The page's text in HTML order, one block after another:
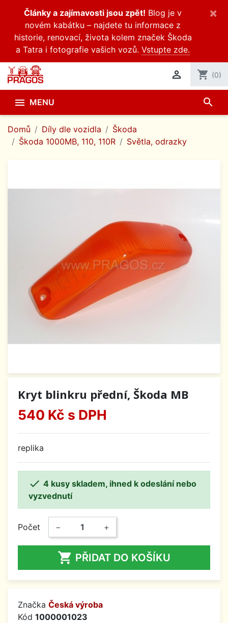
Články a zajímavosti jsou zpět! Blog je v
novém kabátku – najdete tu informace z
historie, renovací, života kolem značek Škoda
a Tatra i fotografie vašich vozů. Vstupte zde.
×
 shopping_cart (0)
 MENU search
Domů Díly dle vozidla
Škoda
Škoda 1000MB, 110, 110R
Světla, odrazky
Kryt blinkru přední, Škoda MB
540 Kč s DPH
replika
 4 kusy skladem, ihned k odeslání nebo
vyzvednutí
Počet − +
 PŘIDAT DO KOŠÍKU
Značka Česká výroba
Kód 1000001023